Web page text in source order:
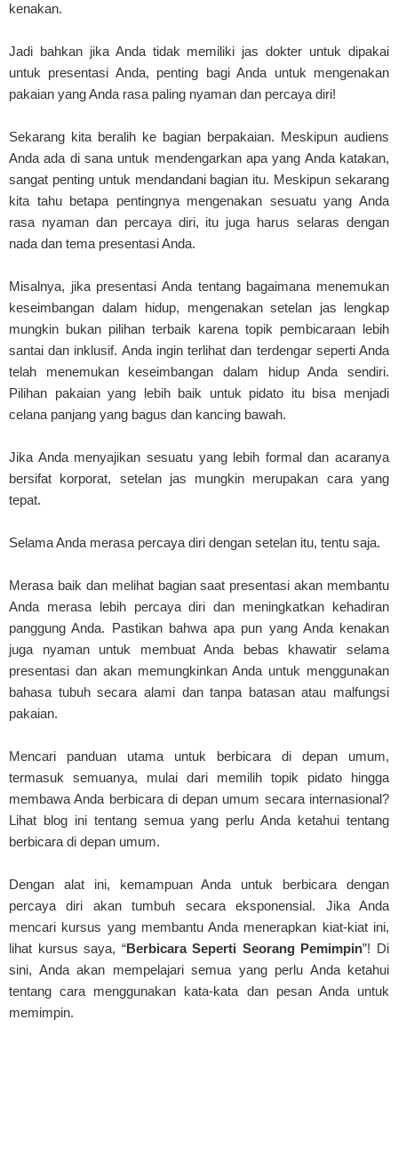
kenakan.
Jadi bahkan jika Anda tidak memiliki jas dokter untuk dipakai
untuk presentasi Anda, penting bagi Anda untuk mengenakan
pakaian yang Anda rasa paling nyaman dan percaya diri!
Sekarang kita beralih ke bagian berpakaian. Meskipun audiens
Anda ada di sana untuk mendengarkan apa yang Anda katakan,
sangat penting untuk mendandani bagian itu. Meskipun sekarang
kita tahu betapa pentingnya mengenakan sesuatu yang Anda
rasa nyaman dan percaya diri, itu juga harus selaras dengan
nada dan tema presentasi Anda.
Misalnya, jika presentasi Anda tentang bagaimana menemukan
keseimbangan dalam hidup, mengenakan setelan jas lengkap
mungkin bukan pilihan terbaik karena topik pembicaraan lebih
santai dan inklusif. Anda ingin terlihat dan terdengar seperti Anda
telah menemukan keseimbangan dalam hidup Anda sendiri.
Pilihan pakaian yang lebih baik untuk pidato itu bisa menjadi
celana panjang yang bagus dan kancing bawah.
Jika Anda menyajikan sesuatu yang lebih formal dan acaranya
bersifat korporat, setelan jas mungkin merupakan cara yang
tepat.
Selama Anda merasa percaya diri dengan setelan itu, tentu saja.
Merasa baik dan melihat bagian saat presentasi akan membantu
Anda merasa lebih percaya diri dan meningkatkan kehadiran
panggung Anda. Pastikan bahwa apa pun yang Anda kenakan
juga nyaman untuk membuat Anda bebas khawatir selama
presentasi dan akan memungkinkan Anda untuk menggunakan
bahasa tubuh secara alami dan tanpa batasan atau malfungsi
pakaian.
Mencari panduan utama untuk berbicara di depan umum,
termasuk semuanya, mulai dari memilih topik pidato hingga
membawa Anda berbicara di depan umum secara internasional?
Lihat blog ini tentang semua yang perlu Anda ketahui tentang
berbicara di depan umum.
Dengan alat ini, kemampuan Anda untuk berbicara dengan
percaya diri akan tumbuh secara eksponensial. Jika Anda
mencari kursus yang membantu Anda menerapkan kiat-kiat ini,
lihat kursus saya, “Berbicara Seperti Seorang Pemimpin”! Di
sini, Anda akan mempelajari semua yang perlu Anda ketahui
tentang cara menggunakan kata-kata dan pesan Anda untuk
memimpin.